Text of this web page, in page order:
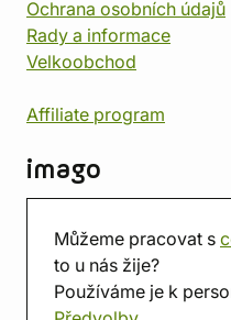
Můžeme pracovat s
to u nás žije?
Používáme je k
Ochrana osobních údajů
Rady a informace
Velkoobchod
Affiliate program
imago
Prodejna
Herna
O nás